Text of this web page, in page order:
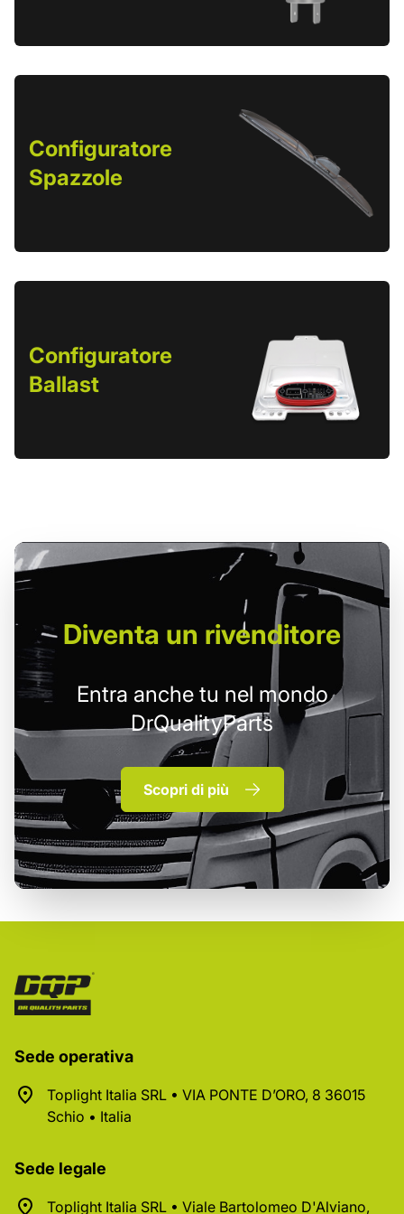
Configuratore
Spazzole
Configuratore
Ballast
Diventa un rivenditore
Entra anche tu nel mondo
DrQualityParts
Scopri di più
Sede operativa
Toplight Italia SRL • VIA PONTE D’ORO, 8 36015
Schio • Italia
Sede legale
Toplight Italia SRL • Viale Bartolomeo D'Alviano,